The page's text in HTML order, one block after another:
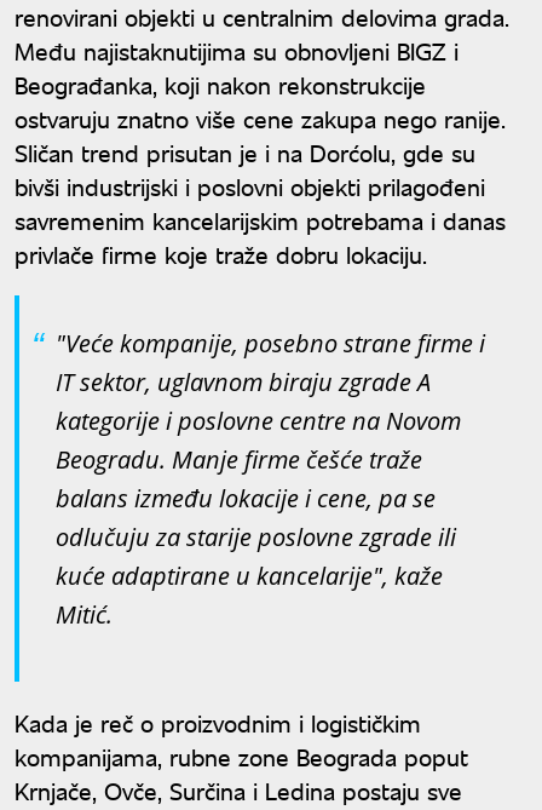
renovirani objekti u centralnim delovima grada.
Među najistaknutijima su obnovljeni BIGZ i
Beograđanka, koji nakon rekonstrukcije
ostvaruju znatno više cene zakupa nego ranije.
Sličan trend prisutan je i na Dorćolu, gde su
bivši industrijski i poslovni objekti prilagođeni
savremenim kancelarijskim potrebama i danas
privlače firme koje traže dobru lokaciju.
"Veće kompanije, posebno strane firme i
IT sektor, uglavnom biraju zgrade A
kategorije i poslovne centre na Novom
Beogradu. Manje firme češće traže
balans između lokacije i cene, pa se
odlučuju za starije poslovne zgrade ili
kuće adaptirane u kancelarije", kaže
Mitić.
Kada je reč o proizvodnim i logističkim
kompanijama, rubne zone Beograda poput
Krnjače, Ovče, Surčina i Ledina postaju sve